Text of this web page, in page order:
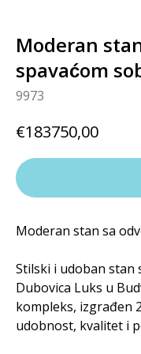
Moderan
spavaćom
9973
€183750,00
Moderan stan sa
Stilski i udoban stan
Dubovica Luks u
kompleks, izgrađen
udobnost, kvalitet i